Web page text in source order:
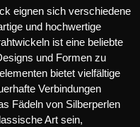
eignen sich verschiedene
und hochwertige
ist eine beliebte
und Formen zu
bietet vielfältige
Verbindungen
Fädeln von Silberperlen
Art sein,